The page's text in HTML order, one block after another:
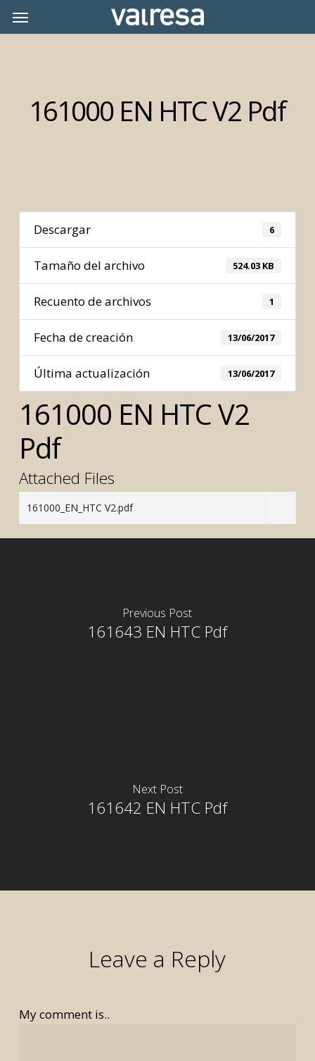
Menu
161000 EN HTC V2 Pdf
Descargar 6
Tamaño del archivo 524.03 KB
Recuento de archivos 1
Fecha de creación 13/06/2017
Última actualización 13/06/2017
161000 EN HTC V2
Pdf
Attached Files
161000_EN_HTC V2.pdf
Previous Post
161643 EN HTC Pdf
Next Post
161642 EN HTC Pdf
Leave a Reply
My comment is..